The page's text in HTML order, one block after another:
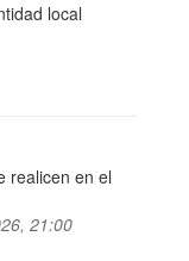
local
realicen en el
21:00